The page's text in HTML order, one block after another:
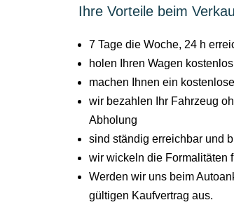
Ihre Vorteile beim
7 Tage die Woche, 24 h
holen Ihren Wagen
machen Ihnen ein
wir bezahlen Ihr Fahrzeug
Abholung
sind ständig erreichbar und
wir wickeln die Formalitäten
Werden wir uns beim
gültigen Kaufvertrag aus.